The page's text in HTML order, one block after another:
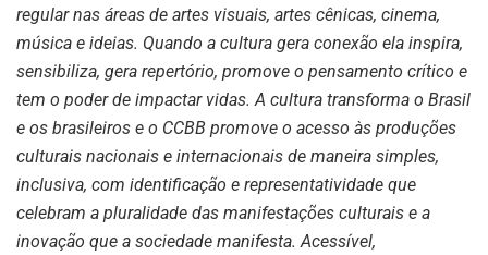
regular nas áreas de artes visuais, artes cênicas, cinema,
música e ideias. Quando a cultura gera conexão ela inspira,
sensibiliza, gera repertório, promove o pensamento crítico e
tem o poder de impactar vidas. A cultura transforma o Brasil
e os brasileiros e o CCBB promove o acesso às produções
culturais nacionais e internacionais de maneira simples,
inclusiva, com identificação e representatividade que
celebram a pluralidade das manifestações culturais e a
inovação que a sociedade manifesta. Acessível,